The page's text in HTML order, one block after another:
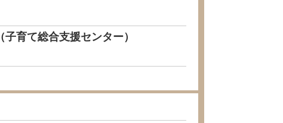
育て総合支援センター）